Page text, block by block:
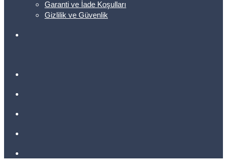
Garanti ve İade Koşulları
Gizlilik ve Güvenlik